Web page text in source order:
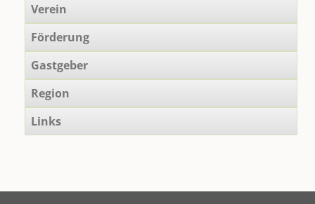
Verein
Förderung
Gastgeber
Region
Links